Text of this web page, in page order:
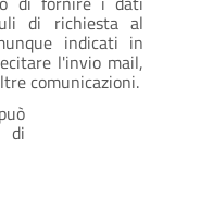
di richiesta al
indicati in
l'invio mail,
comunicazioni.
di